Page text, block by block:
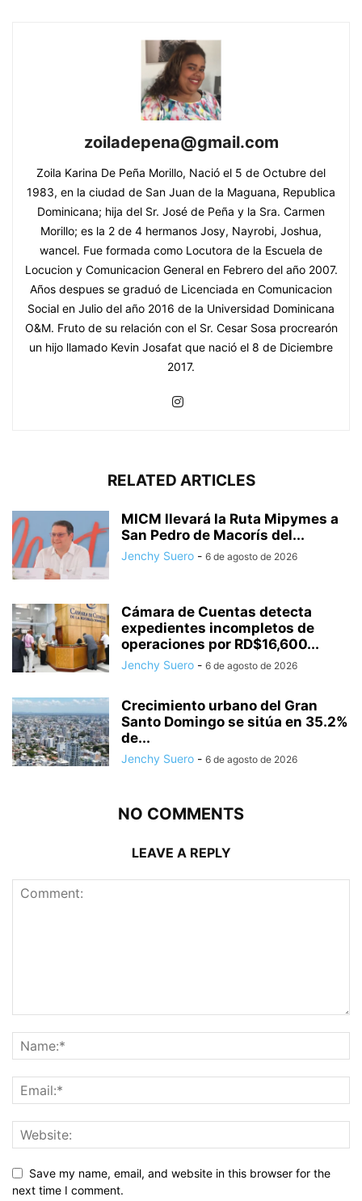
zoiladepena@gmail.com
Zoila Karina De Peña Morillo, Nació el 5 de Octubre del
1983, en la ciudad de San Juan de la Maguana, Republica
Dominicana; hija del Sr. José de Peña y la Sra. Carmen
Morillo; es la 2 de 4 hermanos Josy, Nayrobi, Joshua,
wancel. Fue formada como Locutora de la Escuela de
Locucion y Comunicacion General en Febrero del año 2007.
Años despues se graduó de Licenciada en Comunicacion
Social en Julio del año 2016 de la Universidad Dominicana
O&M. Fruto de su relación con el Sr. Cesar Sosa procrearón
un hijo llamado Kevin Josafat que nació el 8 de Diciembre
2017.
RELATED ARTICLES
MICM llevará la Ruta Mipymes a
San Pedro de Macorís del...
Jenchy Suero - 6 de agosto de 2026
Cámara de Cuentas detecta
expedientes incompletos de
operaciones por RD$16,600...
Jenchy Suero - 6 de agosto de 2026
Crecimiento urbano del Gran
Santo Domingo se sitúa en 35.2%
de...
Jenchy Suero - 6 de agosto de 2026
NO COMMENTS
LEAVE A REPLY
Save my name, email, and website in this browser for the
next time I comment.